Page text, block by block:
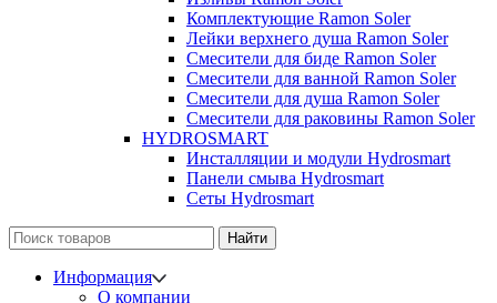
Комплектующие Ramon Soler
Лейки верхнего душа Ramon Soler
Смесители для биде Ramon Soler
Смесители для ванной Ramon Soler
Смесители для душа Ramon Soler
Смесители для раковины Ramon Soler
HYDROSMART
Инсталляции и модули Hydrosmart
Панели смыва Hydrosmart
Сеты Hydrosmart
Найти
Информация
О компании